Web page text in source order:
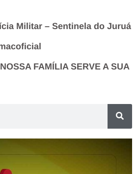
Militar – Sentinela do Juruá
FAMÍLIA SERVE A SUA